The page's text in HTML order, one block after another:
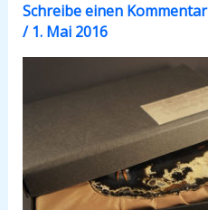
Schreibe einen Kommentar
/1. Mai 2016